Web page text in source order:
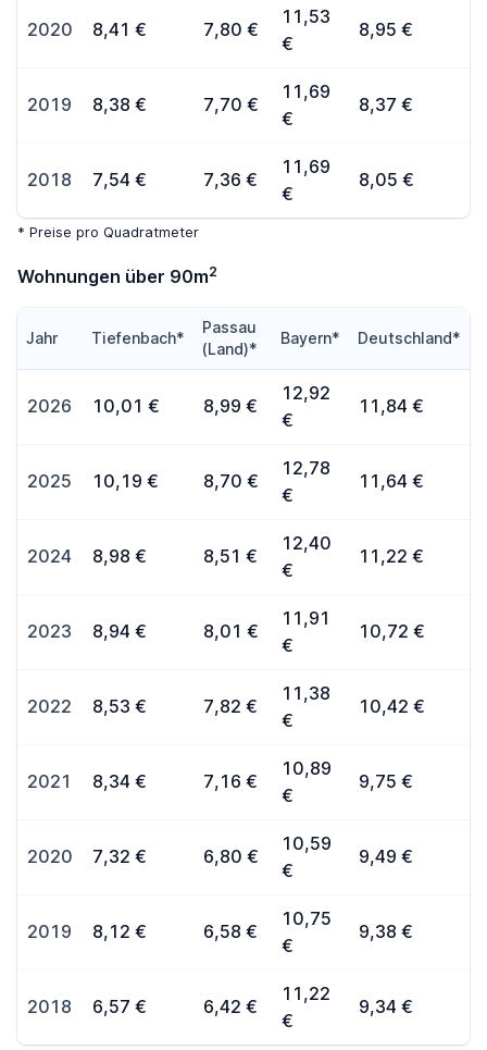
2020 8,41 € 7,80 €
11,53
€
8,95 €
2019 8,38 € 7,70 €
11,69
€
8,37 €
2018 7,54 € 7,36 €
11,69
€
8,05 €
* Preise pro Quadratmeter
Wohnungen über 90m2
Jahr Tiefenbach*
Passau
(Land)*
Bayern* Deutschland*
2026 10,01 € 8,99 €
12,92
€
11,84 €
2025 10,19 € 8,70 €
12,78
€
11,64 €
2024 8,98 € 8,51 €
12,40
€
11,22 €
2023 8,94 € 8,01 €
11,91
€
10,72 €
2022 8,53 € 7,82 €
11,38
€
10,42 €
2021 8,34 € 7,16 €
10,89
€
9,75 €
2020 7,32 € 6,80 €
10,59
€
9,49 €
2019 8,12 € 6,58 €
10,75
€
9,38 €
2018 6,57 € 6,42 €
11,22
€
9,34 €